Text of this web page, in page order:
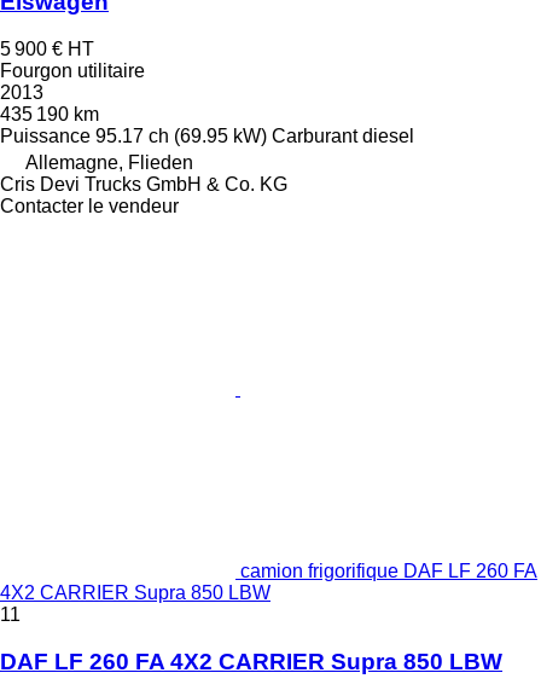
5 900 € HT
Fourgon utilitaire
2013
435 190 km
Puissance 95.17 ch (69.95 kW) Carburant diesel
Allemagne, Flieden
Cris Devi Trucks GmbH & Co. KG
Contacter le vendeur
camion frigorifique DAF LF 260 FA
4X2 CARRIER Supra 850 LBW
11
DAF LF 260 FA 4X2 CARRIER Supra 850 LBW